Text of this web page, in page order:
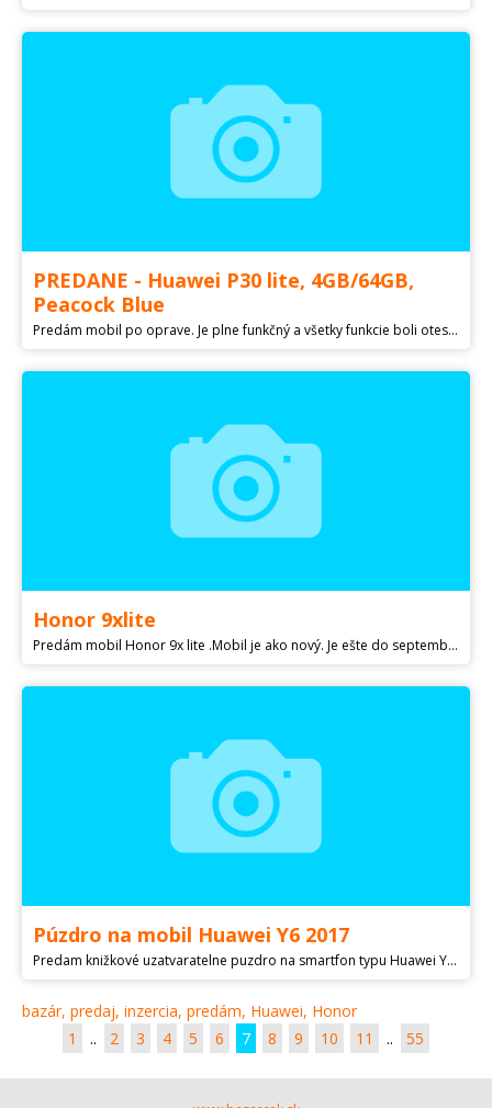
PREDANE - Huawei P30 lite, 4GB/64GB,
Peacock Blue
Predám mobil po oprave. Je plne funkčný a všetky funkcie boli otestované. Avšak pri výmene displeja došlo k jeho poškodeniu. Taktiež telefón už nerobí také pekné fotky ako predtým. K mobilu pridám aj modrý silikónový obal. Možnosť zaslania poštou alebo zásielkovňou (Packeta).
Honor 9xlite
Predám mobil Honor 9x lite .Mobil je ako nový. Je ešte do septembra v záruke .Pri predaji dodám aj bločik zo zaručakom. Nedoškrabaní celí čas v ochranom púzdre aj v ochranom skle . Ram -4GB Pameť-120GB Android -9 Snímač otlačkou prstov . V cene je aj púzdro ktoré je vidieť na fotke .
Púzdro na mobil Huawei Y6 2017
Predam knižkové uzatvaratelne puzdro na smartfon typu Huawei Y6 2017, tmavá fialová farba, s magnetickým zatváraním, úplne nové, len rozbalené a dávnejsie odskúšané /kúpila som si vtedy dve/ tovar zasielam po prevode platby na účet, cena s poštovným 5 eur
bazár, predaj, inzercia, predám, Huawei, Honor
1
.. 2 3 4 5 6 7 8 9 10 11 .. 55